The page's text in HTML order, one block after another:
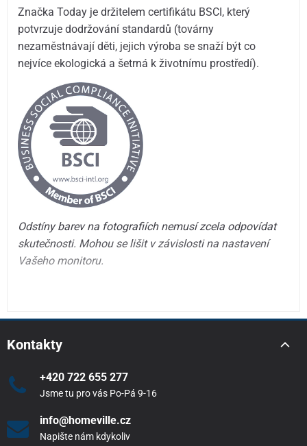
Značka Today je držitelem certifikátu BSCI, který
potvrzuje dodržování standardů (továrny
nezaměstnávají děti, jejich výroba se snaží být co
nejvíce ekologická a šetrná k životnímu prostředí).
Odstíny barev na fotografiích nemusí zcela odpovídat
skutečnosti. Mohou se lišit v závislosti na nastavení
Vašeho monitoru.
Kontakty
+420 722 655 277
Jsme tu pro vás Po-Pá 9-16
info@homeville.cz
Napište nám kdykoliv